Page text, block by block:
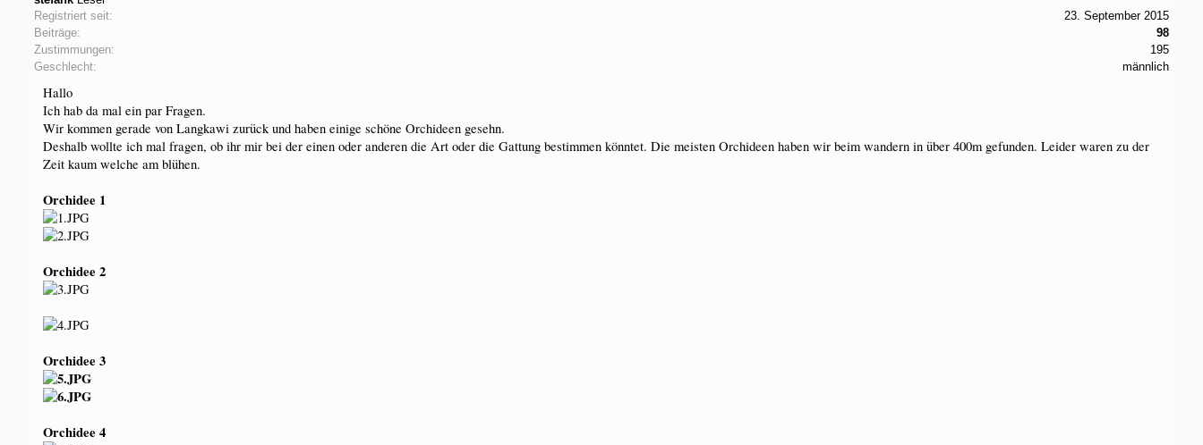
Registriert seit:
23. September 2015
Beiträge:
98
Zustimmungen:
195
Geschlecht:
männlich
Hallo
Ich hab da mal ein par Fragen.
Wir kommen gerade von Langkawi zurück und haben einige schöne Orchideen gesehn.
Deshalb wollte ich mal fragen, ob ihr mir bei der einen oder anderen die Art oder die Gattung bestimmen könntet. Die meisten Orchideen haben wir beim wandern in über 400m gefunden. Leider waren zu der
Zeit kaum welche am blühen.
Orchidee 1
Orchidee 2
Orchidee 3
Orchidee 4